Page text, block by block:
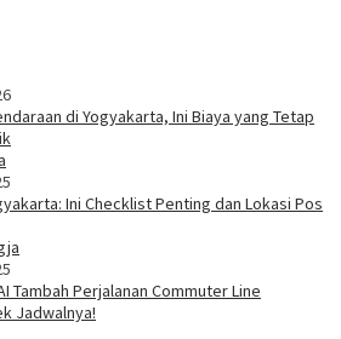
di Yogyakarta, Ini Biaya yang Tetap
Ini Checklist Penting dan Lokasi Pos
Tambah Perjalanan Commuter Line
Jadwalnya!